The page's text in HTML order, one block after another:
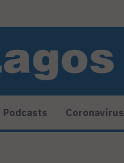
Podcasts Coronavírus